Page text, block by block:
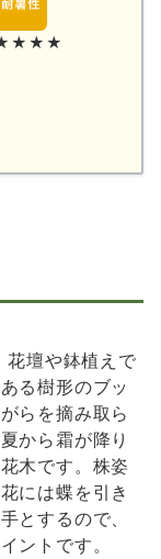
花壇や鉢植えで
る樹形のブッ
らを摘み取ら
から霜が降り
木です。株姿
には蝶を引き
とするので、
ントです。